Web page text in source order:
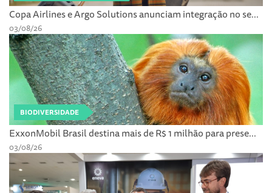
Copa Airlines e Argo Solutions anunciam integração no se...
03/08/26
BIODIVERSIDADE
ExxonMobil Brasil destina mais de R$ 1 milhão para prese...
03/08/26